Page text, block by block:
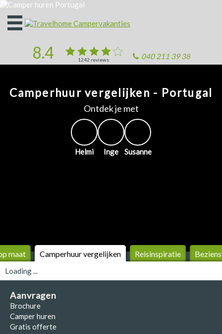
Open
het
040 211 39 38
1242 reviews
8.4
Camperhuur vergelijken - Portugal
Ontdek je met
Helmi Inge Susanne
maat Camperhuur vergelijken Reis­inspiratie
Loading ...
Aanvragen
Brochure
Camper huren
Gratis offerte